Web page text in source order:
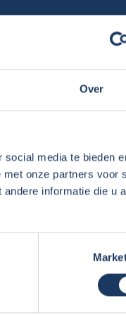
Over
media te bieden
onze partners voor
informatie die u